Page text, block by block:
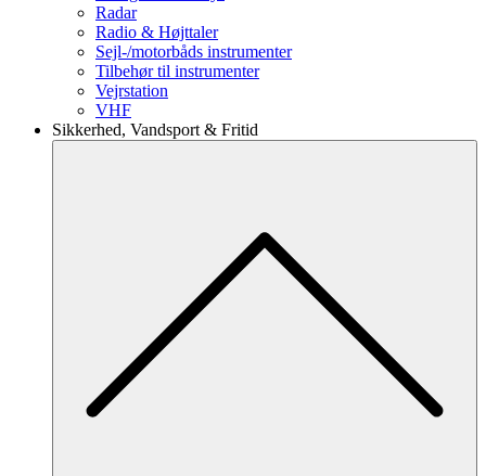
Radar
Radio & Højttaler
Sejl-/motorbåds instrumenter
Tilbehør til instrumenter
Vejrstation
VHF
Sikkerhed, Vandsport & Fritid